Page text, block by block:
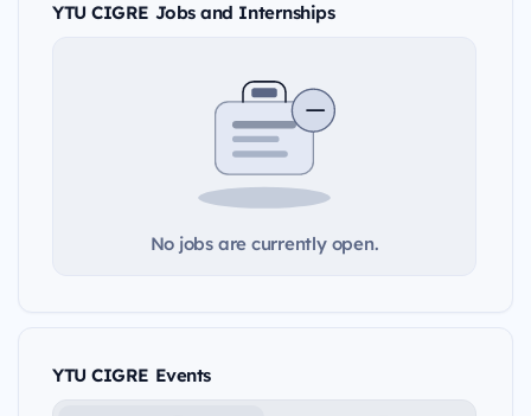
YTU CIGRE Jobs and Internships
No jobs are currently open.
YTU CIGRE Events